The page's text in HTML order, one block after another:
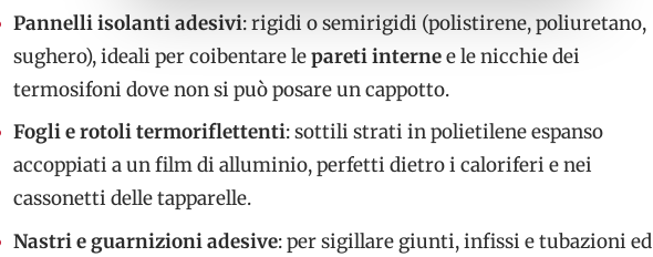
Pannelli isolanti adesivi: rigidi o semirigidi (polistirene, poliuretano,
sughero), ideali per coibentare lepareti internee le nicchie dei
termosifoni dove non si può posare un cappotto.
Fogli e rotoli termoriflettenti: sottili strati in polietilene espanso
accoppiati a un film di alluminio, perfetti dietro i caloriferi e nei
cassonetti delle tapparelle.
Nastri e guarnizioni adesive: per sigillare giunti, infissi e tubazioni ed